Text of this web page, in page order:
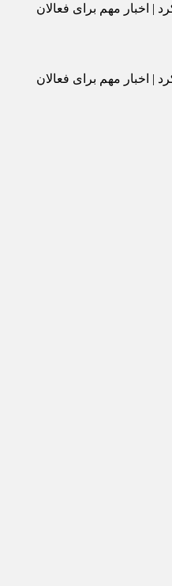
اخبار مهم برای فعالان
اخبار مهم برای فعالان